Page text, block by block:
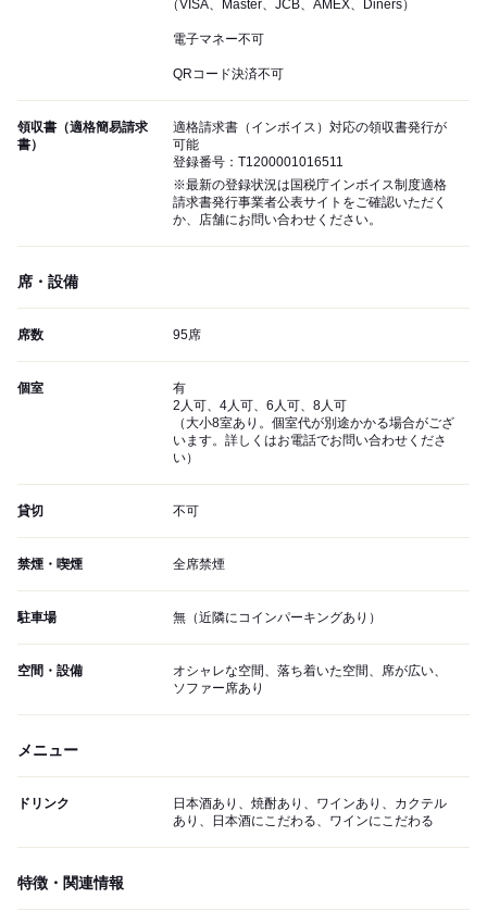
（VISA、Master、JCB、AMEX、Diners）
電子マネー不可
QRコード決済不可
領収書（適格簡易請求
書）
適格請求書（インボイス）対応の領収書発行が
可能
登録番号：T1200001016511
※最新の登録状況は国税庁インボイス制度適格
請求書発行事業者公表サイトをご確認いただく
か、店舗にお問い合わせください。
席・設備
席数 95席
個室
有
2人可、4人可、6人可、8人可
（大小8室あり。個室代が別途かかる場合がござ
います。詳しくはお電話でお問い合わせくださ
い）
貸切 不可
禁煙・喫煙 全席禁煙
駐車場 無（近隣にコインパーキングあり）
空間・設備
オシャレな空間、落ち着いた空間、席が広い、
ソファー席あり
メニュー
ドリンク
日本酒あり、焼酎あり、ワインあり、カクテル
あり、日本酒にこだわる、ワインにこだわる
特徴・関連情報